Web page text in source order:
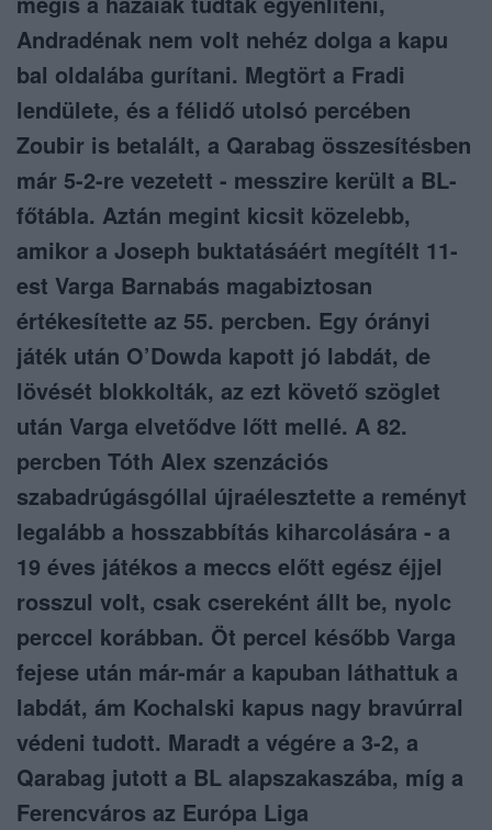
Andradénak nem volt nehéz dolga a kapu
bal oldalába gurítani. Megtört a Fradi
lendülete, és a félidő utolsó percében
Zoubir is betalált, a Qarabag összesítésben
már 5-2-re vezetett - messzire került a BL-
főtábla. Aztán megint kicsit közelebb,
amikor a Joseph buktatásáért megítélt 11-
est Varga Barnabás magabiztosan
értékesítette az 55. percben. Egy órányi
játék után O’Dowda kapott jó labdát, de
lövését blokkolták, az ezt követő szöglet
után Varga elvetődve lőtt mellé. A 82.
percben Tóth Alex szenzációs
szabadrúgásgóllal újraélesztette a reményt
legalább a hosszabbítás kiharcolására - a
19 éves játékos a meccs előtt egész éjjel
rosszul volt, csak csereként állt be, nyolc
perccel korábban. Öt percel később Varga
fejese után már-már a kapuban láthattuk a
labdát, ám Kochalski kapus nagy bravúrral
védeni tudott. Maradt a végére a 3-2, a
Qarabag jutott a BL alapszakaszába, míg a
Ferencváros az Európa Liga